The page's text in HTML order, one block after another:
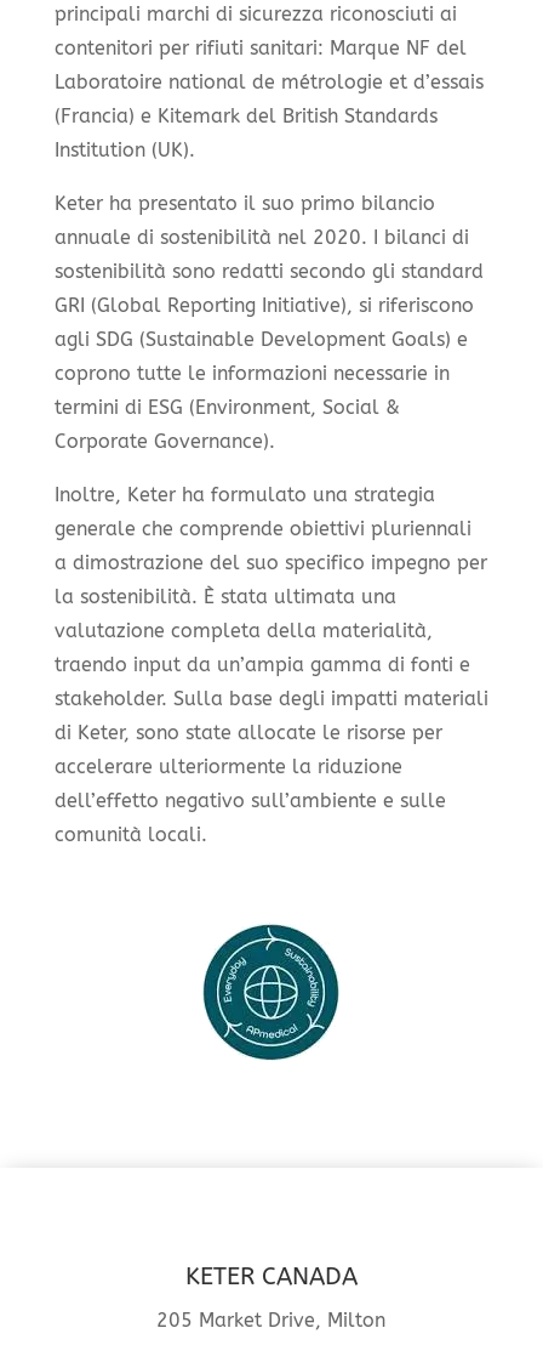
principali marchi di sicurezza riconosciuti ai
contenitori per rifiuti sanitari: Marque NF del
Laboratoire national de métrologie et d’essais
(Francia) e Kitemark del British Standards
Institution (UK).
Keter ha presentato il suo primo bilancio
annuale di sostenibilità nel 2020. I bilanci di
sostenibilità sono redatti secondo gli standard
GRI (Global Reporting Initiative), si riferiscono
agli SDG (Sustainable Development Goals) e
coprono tutte le informazioni necessarie in
termini di ESG (Environment, Social &
Corporate Governance).
Inoltre, Keter ha formulato una strategia
generale che comprende obiettivi pluriennali
a dimostrazione del suo specifico impegno per
la sostenibilità. È stata ultimata una
valutazione completa della materialità,
traendo input da un’ampia gamma di fonti e
stakeholder. Sulla base degli impatti materiali
di Keter, sono state allocate le risorse per
accelerare ulteriormente la riduzione
dell’effetto negativo sull’ambiente e sulle
comunità locali.
KETER CANADA
205 Market Drive, Milton